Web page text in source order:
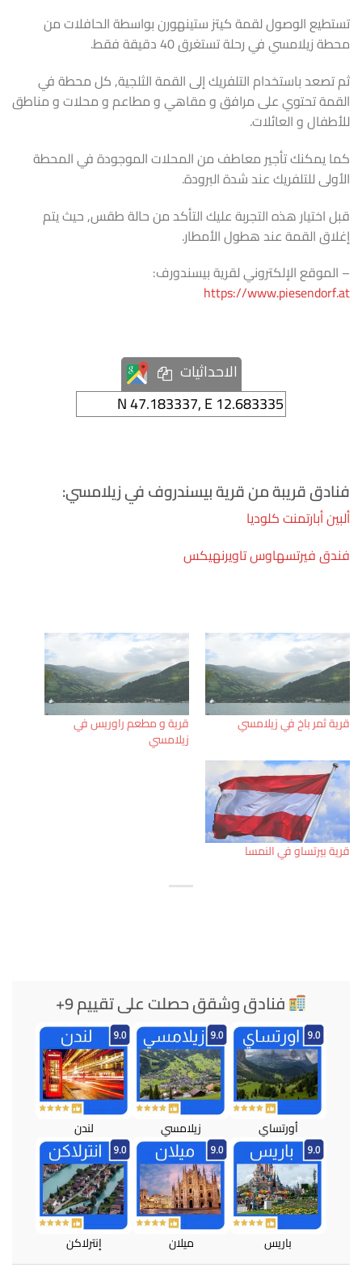
تستطيع الوصول لقمة كيتز ستينهورن بواسطة الحافلات من
محطة زيلامسي في رحلة تستغرق 40 دقيقة فقط.
ثم تصعد باستخدام التلفريك إلى القمة الثلجية, كل محطة في
القمة تحتوي على مرافق و مقاهي و مطاعم و محلات و مناطق
للأطفال و العائلات.
كما يمكنك تأجير معاطف من المحلات الموجودة في المحطة
الأولى للتلفريك عند شدة البرودة.
قبل اختيار هذه التجربة عليك التأكد من حالة طقس, حيث يتم
إغلاق القمة عند هطول الأمطار.
– الموقع الإلكتروني لقرية بيسندورف:
https://www.piesendorf.at
الاحداثيات
فنادق قريبة من قرية بيسندروف في زيلامسي:
ألبين أبارتمنت كلوديا
فندق فيرتسهاوس تاويرنهيكس
قرية ثمر باخ في زيلامسي قرية و مطعم راوريس في
زيلامسي
قرية بيرتساو في النمسا
فنادق وشقق حصلت على تقييم 9+
أورتساي زيلامسي لندن
باريس ميلان إنترلاكن